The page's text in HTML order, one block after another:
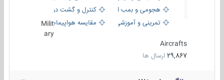
هجومی و بمب افکن
کنترل و گشت دریایی
تمرینی و آموزشی
مقایسه هواپیماهاMilit
ary
Aircrafts
29,867 ارسال ها